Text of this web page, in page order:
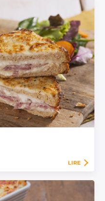
LIRE